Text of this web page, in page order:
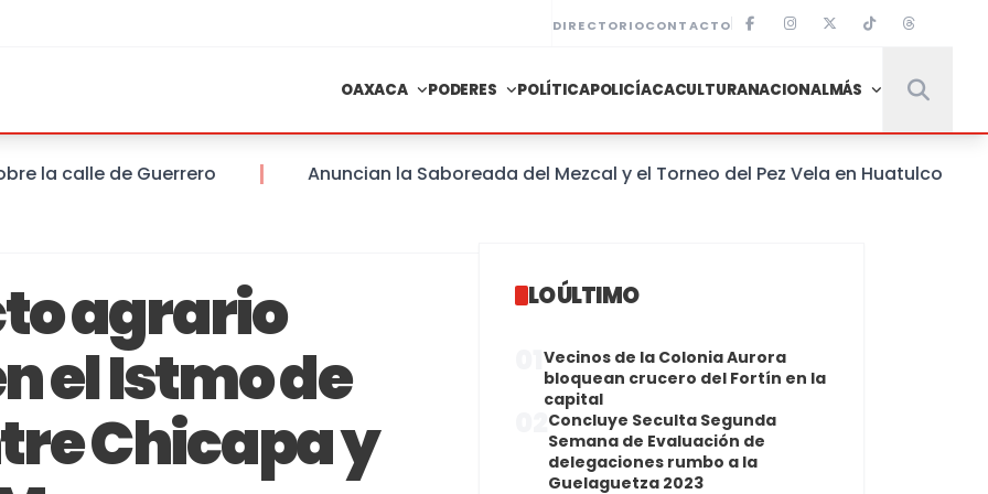
DIRECTORIOCONTACTO
OAXACA PODERES POLÍTICAPOLICÍACACULTURANACIONALMÁS
calle de Guerrero Anuncian la Saboreada del Mezcal y el Torneo del Pez Vela en Huatulco
agrario
el Istmo de
Chicapa y
LO ÚLTIMO
Vecinos de la Colonia Aurora
bloquean crucero del Fortín en la
capital
Concluye Seculta Segunda
Semana de Evaluación de
delegaciones rumbo a la
Guelaguetza 2023